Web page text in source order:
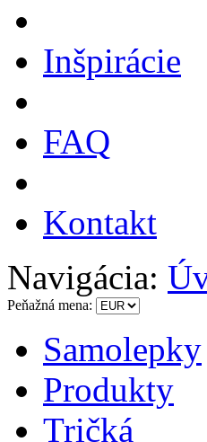
Inšpirácie
FAQ
Kontakt
Navigácia:
Peňažná mena:
Samolepky
Produkty
Tričká